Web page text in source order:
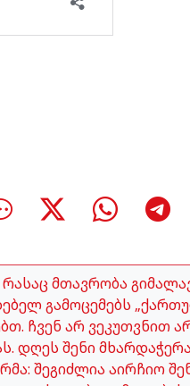
რასაც მთავრობა
გამოცემებს
ჩვენ არ
დღეს შენი
შეგიძლია აირჩიო